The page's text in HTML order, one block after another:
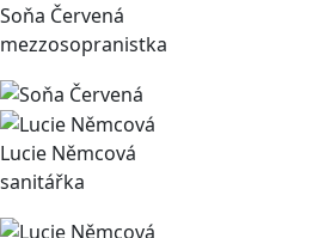
Soňa Červená
mezzosopranistka
Lucie Němcová
sanitářka